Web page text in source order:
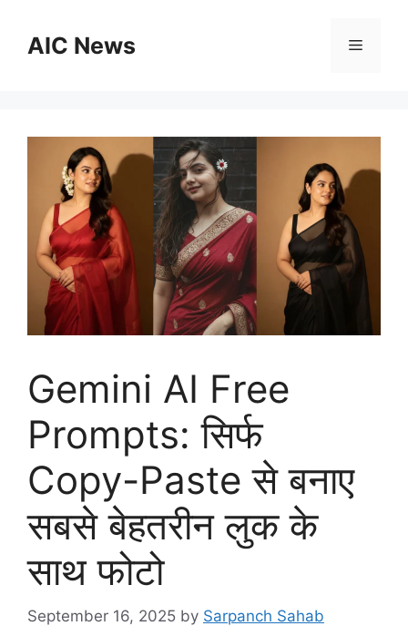
contentAIC News Menu
Gemini AI Free
Prompts: सिर्फ
Copy-Paste से बनाए
सबसे बेहतरीन लुक के
साथ फोटो
September 16, 2025 by Sarpanch Sahab